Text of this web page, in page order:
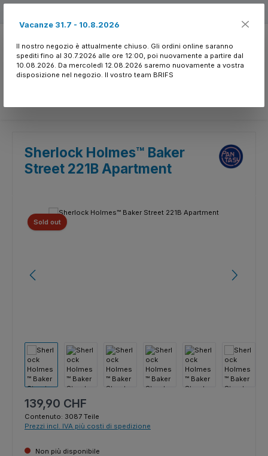
Sherlock Holmes™ Baker
Street 221B Apartment
Salta la galleria di immagini
Sold out
Prezzo normale:
139,90 CHF
Contenuto: 3087 Teile
Prezzi incl. IVA più costi di spedizione
Non più disponibile
Vacanze 31.7 - 10.8.2026
Il nostro negozio è attualmente chiuso. Gli ordini online saranno
spediti fino al 30.7.2026 alle ore 12:00, poi nuovamente a partire dal
10.08.2026. Da mercoledì 12.08.2026 saremo nuovamente a vostra
disposizione nel negozio. Il vostro team BRIFS